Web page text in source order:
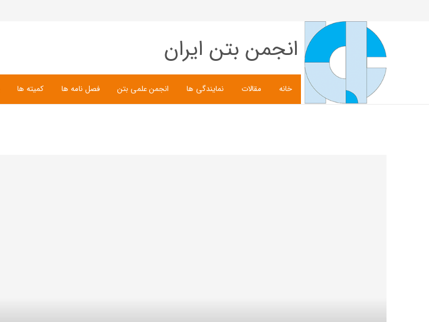
انجمن بتن ایران
خانه مقالات نمایندگی ها انجمن علمی بتن فصل نامه ها کمیته ها